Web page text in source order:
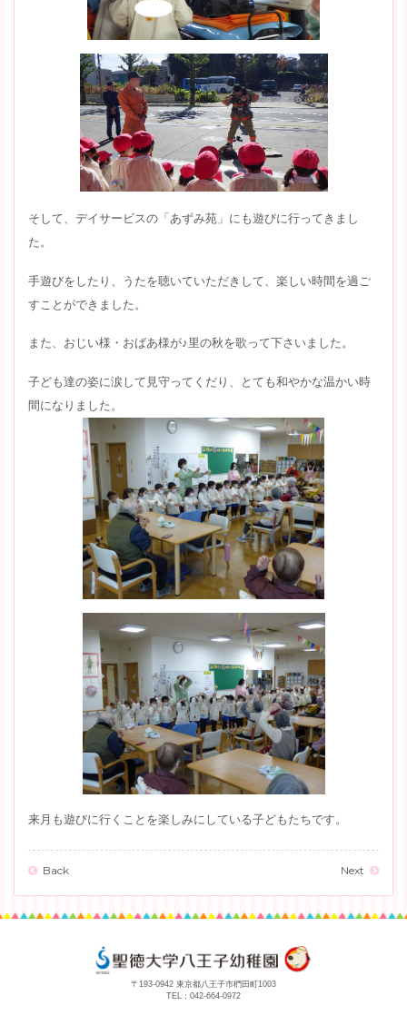
そして、デイサービスの「あずみ苑」にも遊びに行ってきまし
た。
手遊びをしたり、うたを聴いていただきして、楽しい時間を過ご
すことができました。
また、おじい様・おばあ様が♪里の秋を歌って下さいました。
子ども達の姿に涙して見守ってくだり、とても和やかな温かい時
間になりました。
来月も遊びに行くことを楽しみにしている子どもたちです。
Back Next
〒193-0942 東京都八王子市椚田町1003
TEL： 042-664-0972